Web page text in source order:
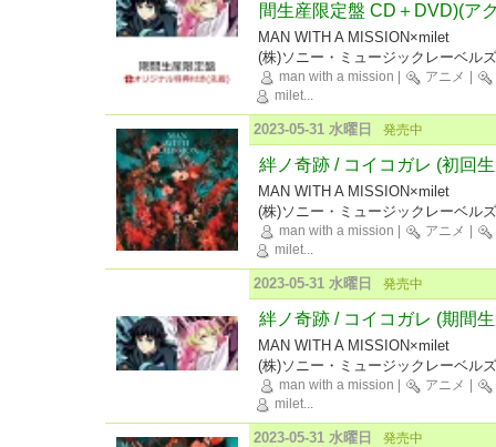
間生産限定盤 CD＋DVD)(ア
MAN WITH A MISSION×milet
(株)ソニー・ミュージックレーベルズ
man with a mission アニメ
milet...
2023-05-31 水曜日 発売中
絆ノ奇跡 / コイコガレ (初回
MAN WITH A MISSION×milet
(株)ソニー・ミュージックレーベルズ
man with a mission アニメ
milet...
2023-05-31 水曜日 発売中
絆ノ奇跡 / コイコガレ (期間
MAN WITH A MISSION×milet
(株)ソニー・ミュージックレーベルズ
man with a mission アニメ
milet...
2023-05-31 水曜日 発売中